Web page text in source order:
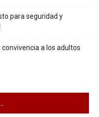
para seguridad y
a los adultos